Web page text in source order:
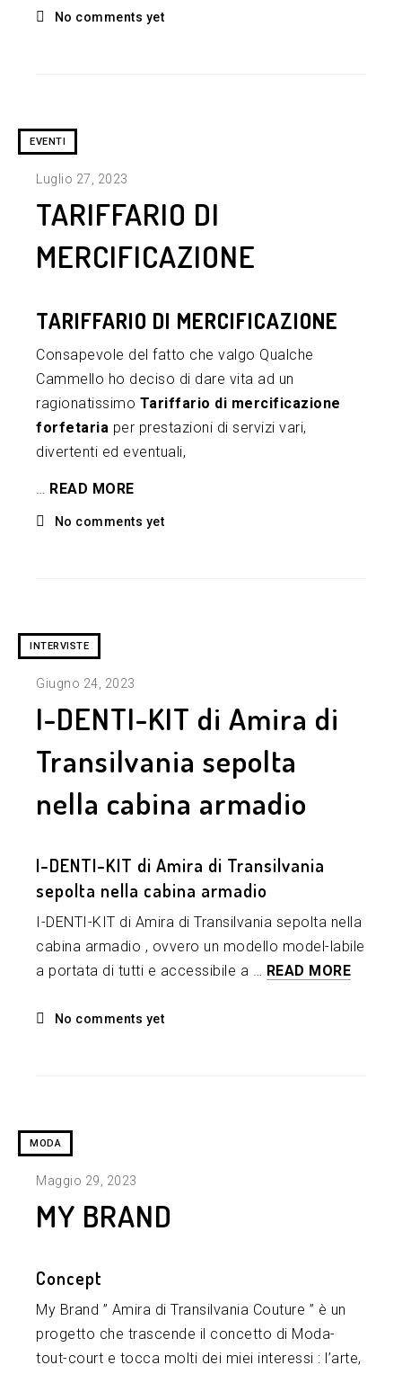
No comments yet
EVENTI
Luglio 27, 2023
TARIFFARIO DI
MERCIFICAZIONE
TARIFFARIO DI MERCIFICAZIONE
Consapevole del fatto che valgo Qualche
Cammello ho deciso di dare vita ad un
ragionatissimo Tariffario di mercificazione
forfetaria per prestazioni di servizi vari,
divertenti ed eventuali,
… READ MORE
No comments yet
INTERVISTE
Giugno 24, 2023
I-DENTI-KIT di Amira di
Transilvania sepolta
nella cabina armadio
I-DENTI-KIT di Amira di Transilvania
sepolta nella cabina armadio
I-DENTI-KIT di Amira di Transilvania sepolta nella
cabina armadio , ovvero un modello model-labile
a portata di tutti e accessibile a … READ MORE
No comments yet
MODA
Maggio 29, 2023
MY BRAND
Concept
My Brand ” Amira di Transilvania Couture ” è un
progetto che trascende il concetto di Moda-
tout-court e tocca molti dei miei interessi : l’arte,